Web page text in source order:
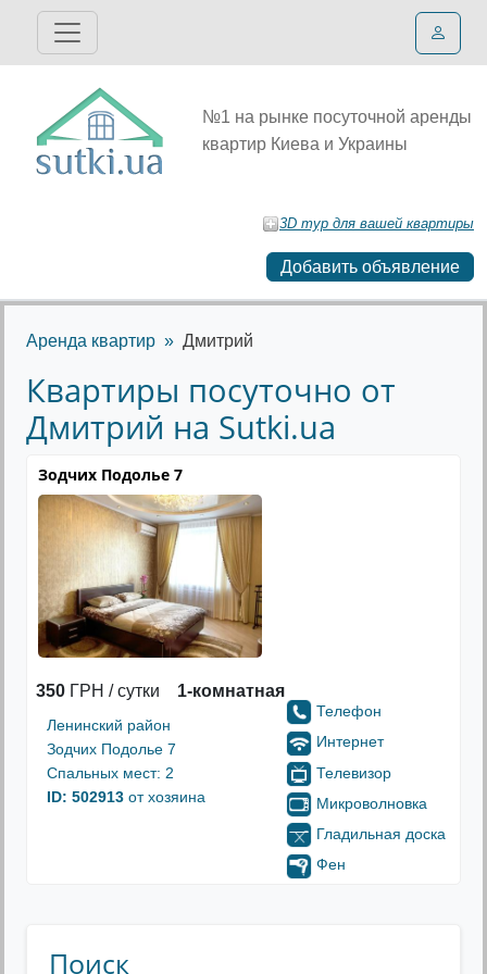
№1 на рынке посуточной аренды
квартир Киева и Украины
3D тур для вашей квартиры
Добавить объявление
Аренда квартир Дмитрий
Квартиры посуточно от
Дмитрий на Sutki.ua
Зодчих Подолье 7
350 ГРН / сутки 1-комнатная
Ленинский район
Зодчих Подолье 7
Спальных мест: 2
ID: 502913 от хозяина
Телефон
Интернет
Телевизор
Микроволновка
Гладильная доска
Фен
Поиск